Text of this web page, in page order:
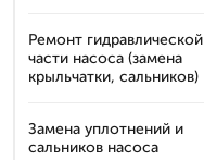
Ремонт гидравлической
части насоса (замена
крыльчатки, сальников)
Замена уплотнений и
сальников насоса